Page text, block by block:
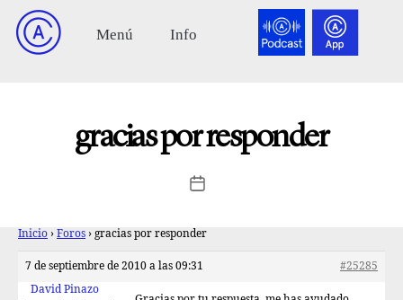
gracias por responder
Inicio › Foros › gracias por responder
7 de septiembre de 2010 a las 09:31
#25285
David Pinazo